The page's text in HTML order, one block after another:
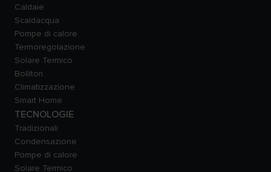
Caldaie
Scaldacqua
Pompe di calore
Termoregolazione
Solare Termico
Bollitori
Climatizzazione
Smart Home
TECNOLOGIE
Tradizionali
Condensazione
Pompe di calore
Solare Termico